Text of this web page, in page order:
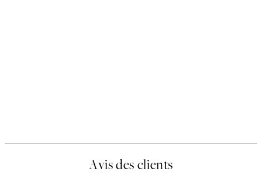
Avis des clients